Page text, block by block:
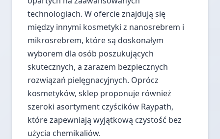
technologiach. W ofercie znajdują się
między innymi kosmetyki z nanosrebrem i
mikrosrebrem, które są doskonałym
wyborem dla osób poszukujących
skutecznych, a zarazem bezpiecznych
rozwiązań pielęgnacyjnych. Oprócz
kosmetyków, sklep proponuje również
szeroki asortyment czyścików Raypath,
które zapewniają wyjątkową czystość bez
użycia chemikaliów.